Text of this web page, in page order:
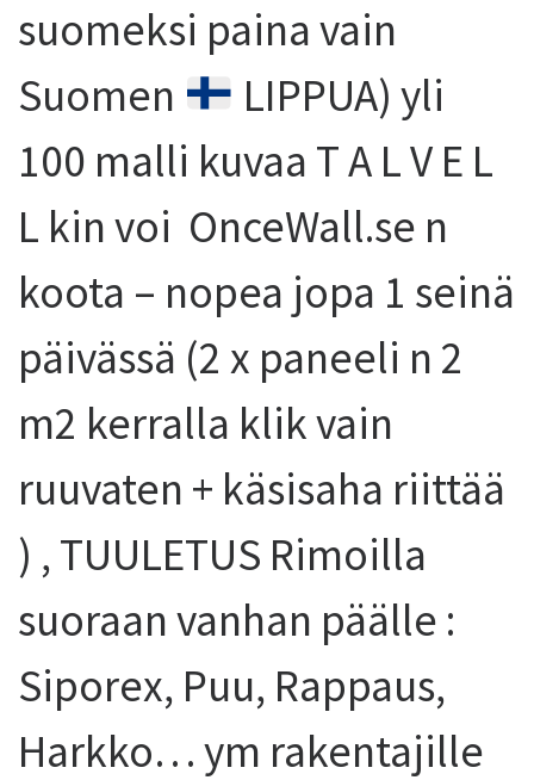
suomeksi paina vain
Suomen
LIPPUA) yli
100 malli kuvaa T A L V E L
L kin voi OnceWall.se n
koota – nopea jopa 1 seinä
päivässä (2 x paneeli n 2
m2 kerralla klik vain
ruuvaten + käsisaha riittää
) , TUULETUS Rimoilla
suoraan vanhan päälle :
Siporex, Puu, Rappaus,
Harkko… ym rakentajille